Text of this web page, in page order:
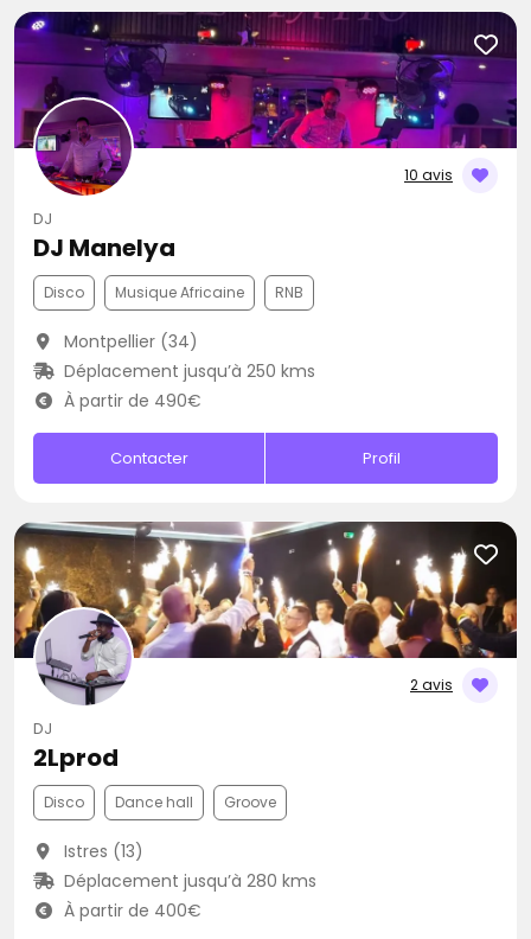
10 avis
DJ
DJ Manelya
Disco Musique Africaine RNB
Montpellier (34)
Déplacement jusqu’à 250 kms
À partir de 490€
Contacter Profil
2 avis
DJ
2Lprod
Disco Dance hall Groove
Istres (13)
Déplacement jusqu’à 280 kms
À partir de 400€